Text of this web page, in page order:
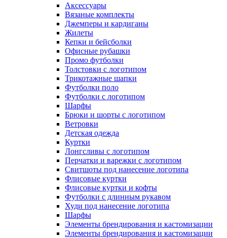
Аксессуары
Вязаные комплекты
Джемперы и кардиганы
Жилеты
Кепки и бейсболки
Офисные рубашки
Промо футболки
Толстовки с логотипом
Трикотажные шапки
Футболки поло
Футболки с логотипом
Шарфы
Брюки и шорты с логотипом
Ветровки
Детская одежда
Куртки
Лонгсливы с логотипом
Перчатки и варежки с логотипом
Свитшоты под нанесение логотипа
Флисовые куртки
Флисовые куртки и кофты
Футболки с длинным рукавом
Худи под нанесение логотипа
Шарфы
Элементы брендирования и кастомизации
Элементы брендирования и кастомизации